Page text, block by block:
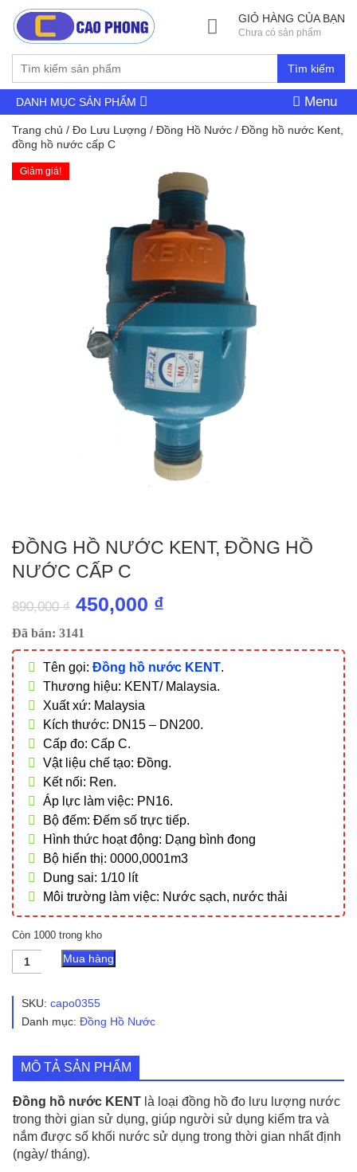
Tìm kiếm
GIỎ HÀNG CỦA BẠN
Chưa có sản phẩm
DANH MỤC SẢN PHẨM Menu
Trang chủ / Đo Lưu Lượng / Đồng Hồ Nước / Đồng hồ nước Kent,
đồng hồ nước cấp C
Giảm giá!
ĐỒNG HỒ NƯỚC KENT, ĐỒNG HỒ
NƯỚC CẤP C
890,000₫ Giá
gốc
là:
890,000 ₫.
450,000 ₫
tại
là:
Đã bán: 3141
Tên gọi: Đồng hồ nước KENT.
Thương hiệu: KENT/ Malaysia.
Xuất xứ: Malaysia
Kích thước: DN15 – DN200.
Cấp đo: Cấp C.
Vật liệu chế tạo: Đồng.
Kết nối: Ren.
Áp lực làm việc: PN16.
Bộ đếm: Đếm số trực tiếp.
Hình thức hoạt động: Dạng bình đong
Bộ hiển thị: 0000,0001m3
Dung sai: 1/10 lít
Môi trường làm việc: Nước sạch, nước thải
Còn 1000 trong kho
Đồng
hồ
Kent,
hồ
cấp
số
lượng
Mua hàng
SKU: capo0355
Danh mục: Đồng Hồ Nước
MÔ TẢ SẢN PHẨM
Đồng hồ nước KENT là loại đồng hồ đo lưu lượng nước
trong thời gian sử dụng, giúp người sử dụng kiểm tra và
nắm được số khối nước sử dụng trong thời gian nhất định
(ngày/ tháng).